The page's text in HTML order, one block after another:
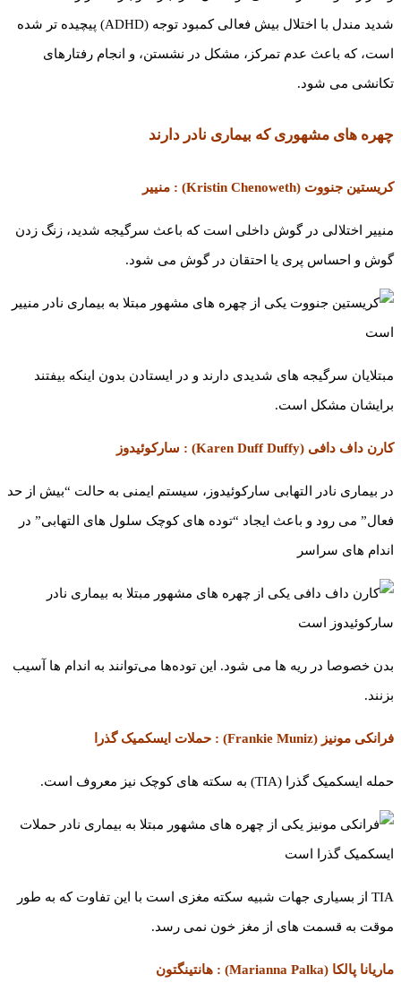
شدید مندل با اختلال بیش فعالی کمبود توجه (ADHD) پیچیده تر شده
است، که باعث عدم تمرکز، مشکل در نشستن، و انجام رفتارهای
تکانشی می شود.
چهره های مشهوری که بیماری نادر دارند
کریستین جنووت (Kristin Chenoweth) : منییر
منییر اختلالی در گوش داخلی است که باعث سرگیجه شدید، زنگ زدن
گوش و احساس پری یا احتقان در گوش می شود.
مبتلایان سرگیجه های شدیدی دارند و در ایستادن بدون اینکه بیفتند
برایشان مشکل است.
کارن داف دافی (Karen Duff Duffy) : سارکوئیدوز
در بیماری نادر التهابی سارکوئیدوز، سیستم ایمنی به حالت “بیش از حد
فعال” می رود و باعث ایجاد “توده های کوچک سلول های التهابی” در
اندام های سراسر
بدن خصوصا در ریه ها می شود. این توده‌ها می‌توانند به اندام ها آسیب
بزنند.
فرانکی مونیز (Frankie Muniz) : حملات ایسکمیک گذرا
حمله ایسکمیک گذرا (TIA) به سکته های کوچک نیز معروف است.
TIA از بسیاری جهات شبیه سکته مغزی است با این تفاوت که به طور
موقت به قسمت های از مغز خون نمی رسد.
ماریانا پالکا (Marianna Palka) : هانتینگتون